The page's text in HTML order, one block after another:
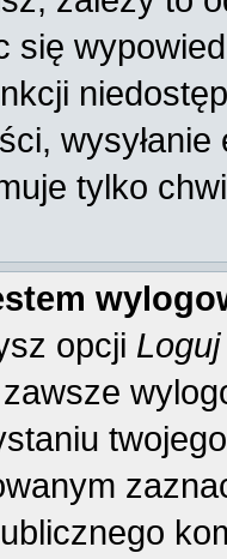
się
tylko
opcji